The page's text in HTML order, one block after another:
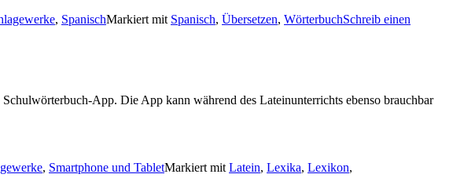
, SpanischMarkiert mit Spanisch, Übersetzen, WörterbuchSchreib einen
App. Die App kann während des Lateinunterrichts ebenso brauchbar
, Smartphone und TabletMarkiert mit Latein, Lexika, Lexikon,